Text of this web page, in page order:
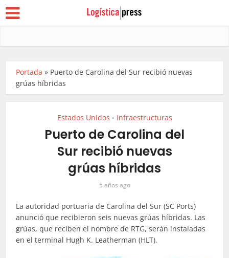
Portada » Puerto de Carolina del Sur recibió nuevas
grúas híbridas
Estados Unidos • Infraestructuras
Puerto de Carolina del
Sur recibió nuevas
grúas híbridas
5 años ago
La autoridad portuaria de Carolina del Sur (SC Ports)
anunció que recibieron seis nuevas grúas híbridas. Las
grúas, que reciben el nombre de RTG, serán instaladas
en el terminal Hugh K. Leatherman (HLT).